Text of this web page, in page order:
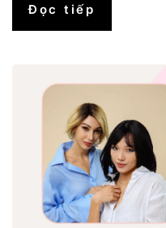
Đọc tiếp